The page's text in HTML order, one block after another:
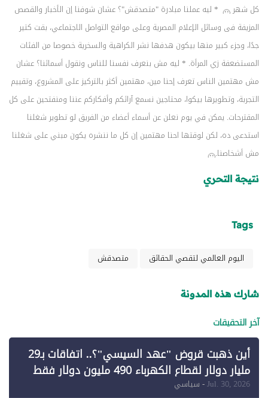
كل شهر
* ليه عملنا مبادرة "متصدقش"؟ عشان شوفنا إن الأخبار والقصص
المزيفة فى وسائل الإعلام المصرية وعلى مواقع التواصل الاجتماعي، بقت كتير
جدًا، وجزء كبير منها بيكون هدفها نشر الكراهية والسخرية خصوصا من الفئات
المستضعفة زي المرأة. * ليه مش بنعرف نفسنا للناس ونقول أسمائنا؟ عشان
مش مهتمين الناس تعرف إحنا مين، مهتمين أكثر بالتركيز على المشروع، وتقييم
التجربة، وتطويرها بيكوا، محتاجين نسمع آرائكم وأفكاركم عننا ومنفتحين على كل
المقترحات. يمكن في يوم نعلن عن أسماء أعضاء من الفريق لو تطوير شغلنا
استدعى ده، لكن لوقتها احنا مهتمين إن كل ما ننشره يكون مبني على شغلنا
مش أشخاصنا.
نتيجة التحري
Tags
اليوم العالمي لتقصي الحقائق متصدقش
شارك هذه المدونة
آخر التحقيقات
أين ذهبت قروض "عهد السيسي"؟.. اتفاقات بـ29
مليار دولار لقطاع الكهرباء 490 مليون دولار فقط
لـ"الطاقة المتجددة" (1)
Jul. 30, 2026- سياسي